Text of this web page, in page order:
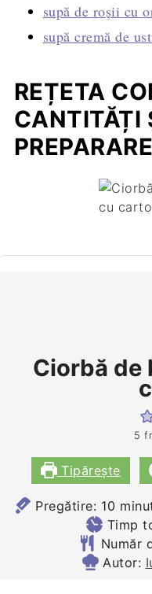
supă de roșii cu
supă cremă de
REȚETA
CANTITĂȚI
PREPARARE
Ciorbă de
5
Tipărește
Pregătire: 10
Timp
Număr
Autor: